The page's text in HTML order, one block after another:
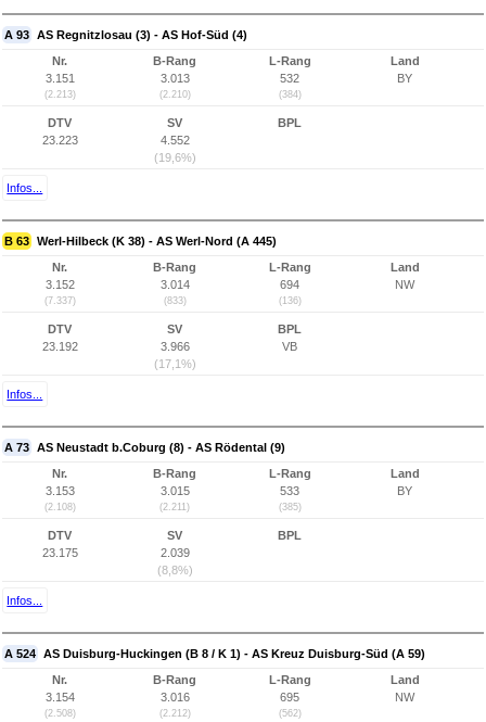
A 93 AS Regnitzlosau (3) - AS Hof-Süd (4)
Nr.
3.151
(2.213)
B-Rang
3.013
(2.210)
L-Rang
532
(384)
Land
BY
DTV
23.223
SV
4.552
(19,6%)
BPL
Infos...
B 63 Werl-Hilbeck (K 38) - AS Werl-Nord (A 445)
Nr.
3.152
(7.337)
B-Rang
3.014
(833)
L-Rang
694
(136)
Land
NW
DTV
23.192
SV
3.966
(17,1%)
BPL
VB
Infos...
A 73 AS Neustadt b.Coburg (8) - AS Rödental (9)
Nr.
3.153
(2.108)
B-Rang
3.015
(2.211)
L-Rang
533
(385)
Land
BY
DTV
23.175
SV
2.039
(8,8%)
BPL
Infos...
A 524 AS Duisburg-Huckingen (B 8 / K 1) - AS Kreuz Duisburg-Süd (A 59)
Nr.
3.154
(2.508)
B-Rang
3.016
(2.212)
L-Rang
695
(562)
Land
NW